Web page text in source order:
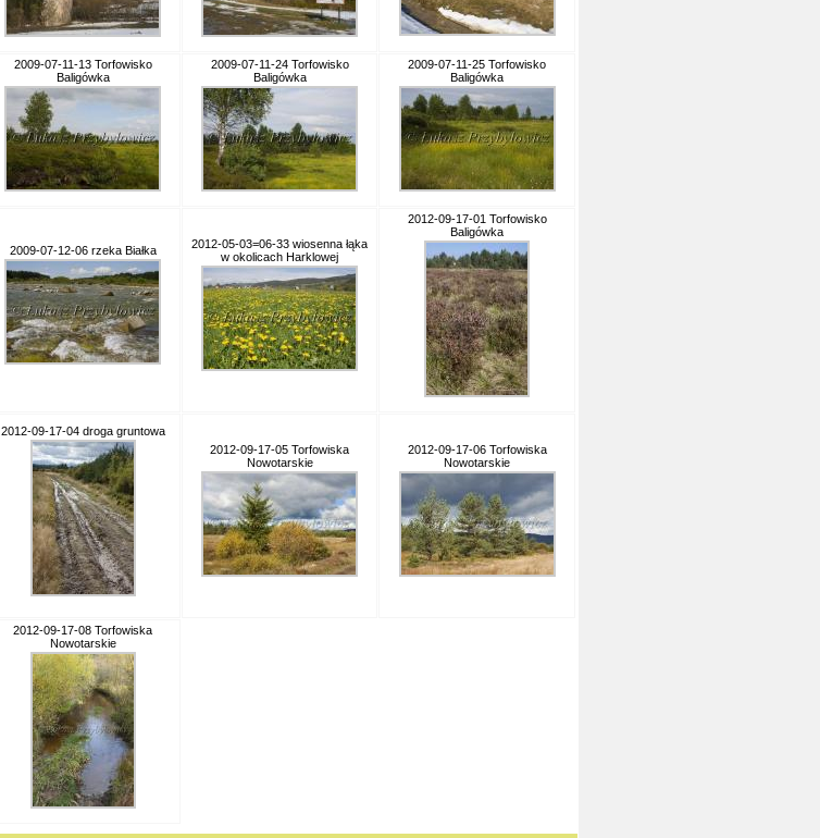
2009-07-11-13 Torfowisko
Baligówka
2009-07-11-24 Torfowisko
Baligówka
2009-07-11-25 Torfowisko
Baligówka
2009-07-12-06 rzeka Białka
2012-05-03=06-33 wiosenna łąka
w okolicach Harklowej
2012-09-17-01 Torfowisko
Baligówka
2012-09-17-04 droga gruntowa
2012-09-17-05 Torfowiska
Nowotarskie
2012-09-17-06 Torfowiska
Nowotarskie
2012-09-17-08 Torfowiska
Nowotarskie